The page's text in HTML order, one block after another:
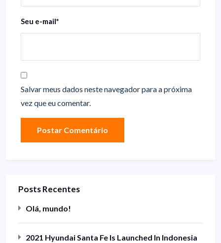
Seu e-mail*
Salvar meus dados neste navegador para a próxima
vez que eu comentar.
Posts Recentes
Olá, mundo!
2021 Hyundai Santa Fe Is Launched In Indonesia